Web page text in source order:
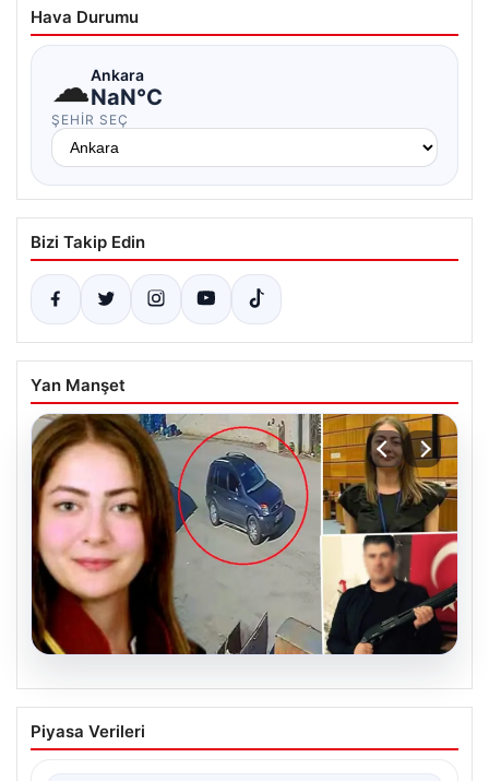
Hava Durumu
☁Ankara
NaN°C
ŞEHIR SEÇ
Bizi Takip Edin
Yan Manşet
Hakkında İcra Takibi Nedeniyle
Avukatın Katledilmesi Davasında
Piyasa Verileri